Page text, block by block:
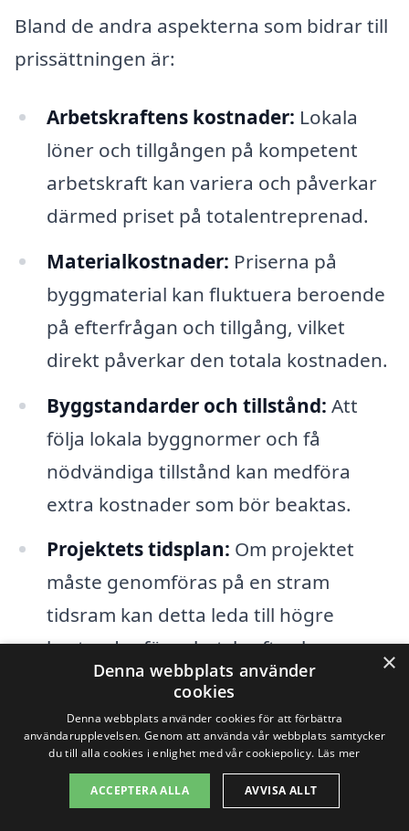
Bland de andra aspekterna som bidrar till
prissättningen är:
Arbetskraftens kostnader: Lokala
löner och tillgången på kompetent
arbetskraft kan variera och påverkar
därmed priset på totalentreprenad.
Materialkostnader: Priserna på
byggmaterial kan fluktuera beroende
på efterfrågan och tillgång, vilket
direkt påverkar den totala kostnaden.
Byggstandarder och tillstånd: Att
följa lokala byggnormer och få
nödvändiga tillstånd kan medföra
extra kostnader som bör beaktas.
Projektets tidsplan: Om projektet
måste genomföras på en stram
tidsram kan detta leda till högre
kostnader för arbetskraft och
eventuell övertidsarbete.
Genom att överväga dessa faktorer kan
du få en bättre uppskattning av vad
totalentreprenad i Främmestad kan
×
Denna webbplats använder
cookies
Denna webbplats använder cookies för att förbättra
användarupplevelsen. Genom att använda vår webbplats samtycker
du till alla cookies i enlighet med vår cookiepolicy. Läs mer
ACCEPTERA ALLA AVVISA ALLT